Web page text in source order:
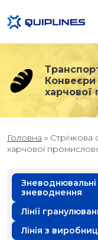
Конвеєри
харчової
Головна » Стрічкова
харчової
зневоднення
Лінії
Лінія з